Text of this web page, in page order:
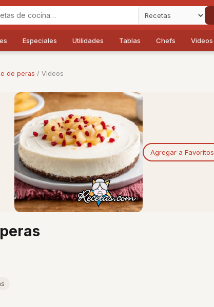
Especiales Utilidades Tablas Chefs Videos
de peras / Videos
Agregar a Favoritos